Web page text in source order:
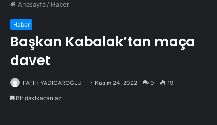
Anasayfa / Haber
Haber
Başkan Kabalak’tan maça
davet
FATİH YADİGAROĞLU Kasım 24, 2022 0 19
Bir dakikadan az